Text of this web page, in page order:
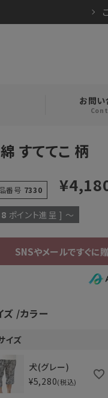
巻
ックカバー
お問
すててこ 柄
番号 7330 ¥
ポイント進呈 ] 〜
ズ カラー
イズ
犬(グレー)
¥5,280 税込